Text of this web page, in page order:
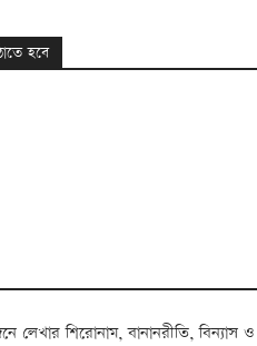
হবে
লেখার শিরোনাম, বানানরীতি,